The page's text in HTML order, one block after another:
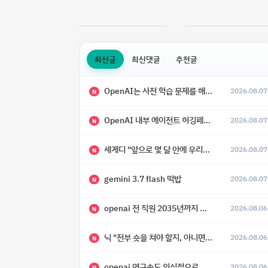
최신글 최신댓글 추천글
N OpenAI는 사전 학습 문제를 해결했으며, 'Doug'라는 코드명을 가진 훨씬 더 큰 모델을 활발히 개발 중 2026.08.07
N OpenAI 내부 에이전트 허깅페이스 해킹 사건 정리 2026.08.07
N 세게디 "앞으로 몇 달 안에 우리는 전복적 AI, 적대적 AI 둘 다 보게 될 것" 2026.08.07
N gemini 3.7 flash 떡밥 2026.08.07
N openai 전 직원 2035년까지 텔레파시가 어떻게 생길 수 있는지 2026.08.06
N 닉 "전부 숏을 쳐야 할지, 아니면 특이점이 오니까 전부 롱을 쳐야 할지 모르겠다.” 2026.08.06